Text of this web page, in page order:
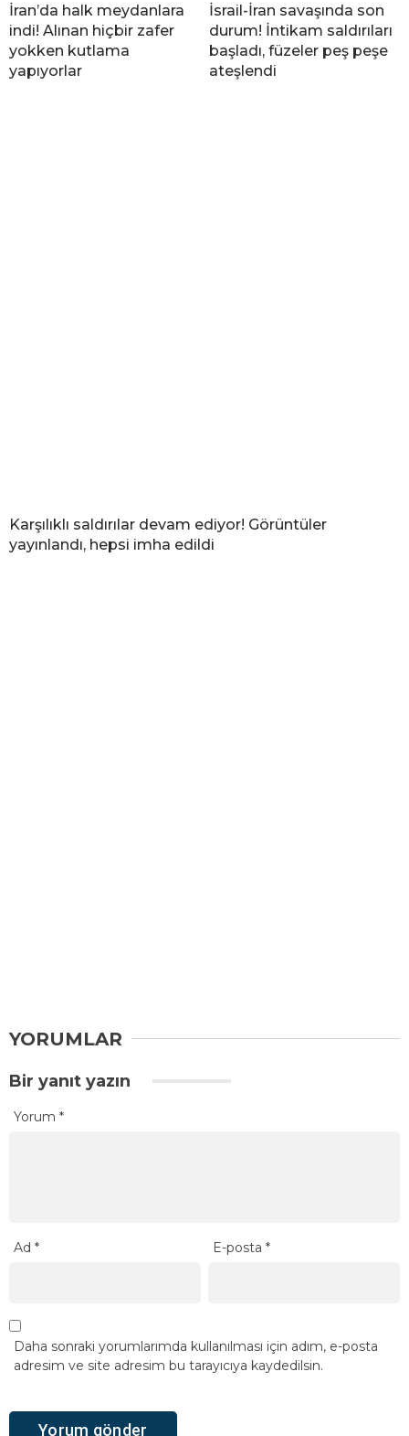
İran’da halk meydanlara
indi! Alınan hiçbir zafer
yokken kutlama
yapıyorlar
İsrail-İran savaşında son
durum! İntikam saldırıları
başladı, füzeler peş peşe
ateşlendi
Karşılıklı saldırılar devam ediyor! Görüntüler
yayınlandı, hepsi imha edildi
YORUMLAR
Bir yanıt yazın
Yorum *
Ad * E-posta*
Daha sonraki yorumlarımda kullanılması için adım, e-posta
adresim ve site adresim bu tarayıcıya kaydedilsin.